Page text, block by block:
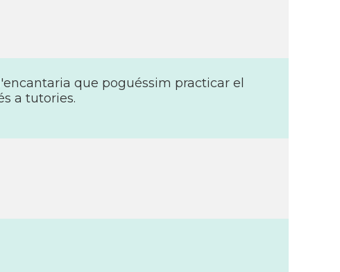
que poguéssim practicar el
a tutories.